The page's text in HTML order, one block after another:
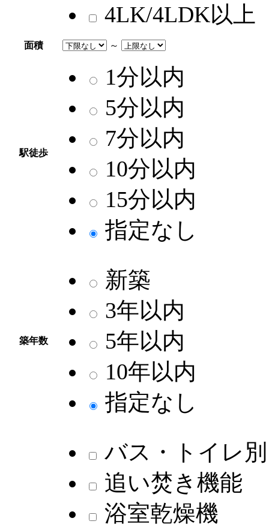
4LK/4LDK以上
面積 ～
駅徒歩
1分以内
5分以内
7分以内
10分以内
15分以内
指定なし
築年数
新築
3年以内
5年以内
10年以内
指定なし
バス・トイレ別
追い焚き機能
浴室乾燥機